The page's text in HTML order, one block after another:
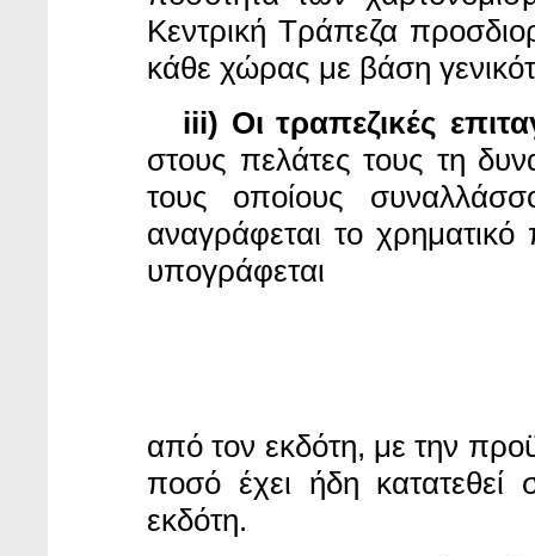
Κεντρική Τράπεζα
κάθε χώρας με βάση
iii) Οι τραπεζικές
στους πελάτες τους τη
τους οποίους
αναγράφεται το
υπογράφεται
από τον εκδότη, με την
ποσό έχει ήδη κατατεθεί
εκδότη.